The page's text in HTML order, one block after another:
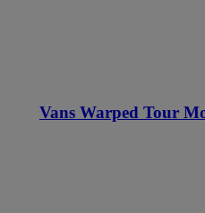
Vans Warped